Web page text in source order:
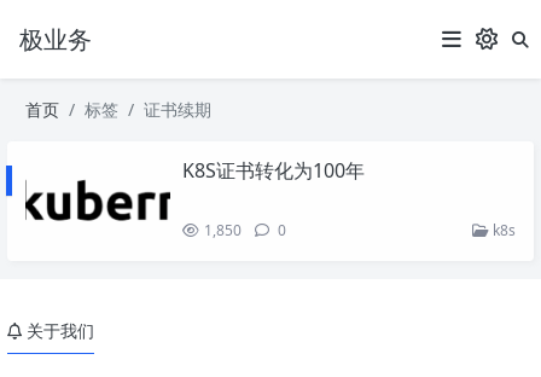
极业务
首页 标签 证书续期
K8S证书转化为100年
1,850 0 k8s
关于我们